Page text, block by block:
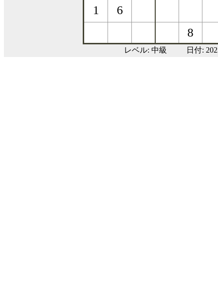
レベル: 中級 日付: